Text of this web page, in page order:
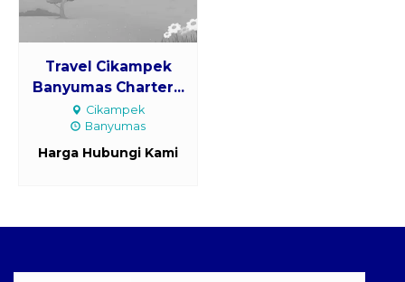
Travel Cikampek
Banyumas Charter...
Cikampek
Banyumas
Harga Hubungi Kami